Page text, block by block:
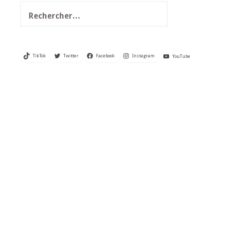
TikTok Twitter Facebook Instagram YouTube